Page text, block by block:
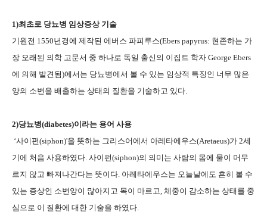
1)최초로 당뇨병 임상증상 기술
기원전 1550년경에 제작된 에버스 파피루스(Ebers papyrus: 현존하는 가
장 오래된 의학 고문서 중 하나로 독일 출신의 이집트 학자 George Ebers
에 의해 발견됨)에서는 당뇨병에서 볼 수 있는 임상적 특징인 너무 많은
양의 소변을 배출하는 상태의 질환을 기술하고 있다.
2)당뇨병(diabetes)이라는 용어 사용
‘사이펀(siphon)'을 뜻하는 그리스어에서 아레타에우스(Aretaeus)가 2세
기에 처음 사용하였다. 사이펀(siphon)의 의미는 사람의 몸에 물이 머무
르지 않고 빠져나간다는 뜻이다. 아레타에우스는 오늘날에도 흔히 볼 수
있는 증상인 소변양이 많아지고 목이 마르고, 체중이 감소하는 상태를 중
심으로 이 질환에 대한 기술을 하였다.